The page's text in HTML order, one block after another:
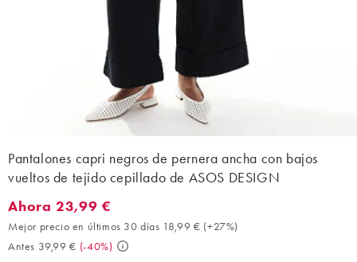
Pantalones capri negros de pernera ancha con bajos
vueltos de tejido cepillado de ASOS DESIGN
Ahora 23,99 €. Mejor precio en últimos 30 días 18,99 €
Ahora 23,99 €
Mejor precio en últimos 30 días 18,99 € (+27%)
Antes 39,99 € (-40%)